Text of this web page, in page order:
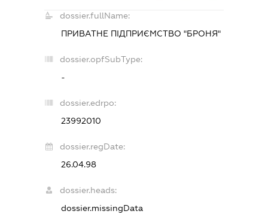
dossier.fullName:
ПРИВАТНЕ ПІДПРИЄМСТВО "БРОНЯ"
dossier.opfSubType:
-
dossier.edrpo:
23992010
dossier.regDate:
26.04.98
dossier.heads:
dossier.missingData